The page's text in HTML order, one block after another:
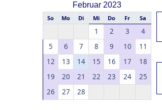
Februar 2023
So Mo Di Mi Do Fr Sa
1 2 3
4
5
6 7 8 9 10
11
12
13 14 15 16 17
18
19
20 21 22 23 24
25
26
27 28